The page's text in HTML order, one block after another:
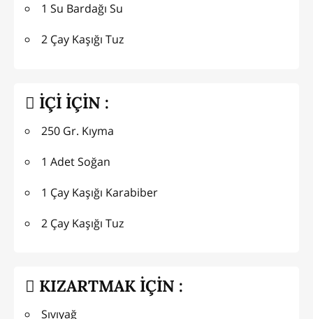
1 Su Bardağı Su
2 Çay Kaşığı Tuz
İÇİ İÇİN :
250 Gr. Kıyma
1 Adet Soğan
1 Çay Kaşığı Karabiber
2 Çay Kaşığı Tuz
KIZARTMAK İÇİN :
Sıvıyağ